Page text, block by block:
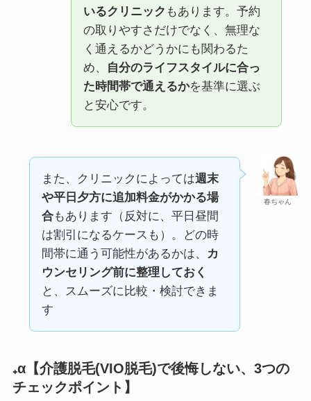
いるクリニック もあります。予約
の取りやすさだけでなく、無理な
く通えるかどうかにも関わるた
め、
自分のライフスタイルに合っ
た時間帯で通えるかを基準に選ぶ
と安心です。
春ちゃん
また、クリニックによっては週末
や平日夕方に追加料金がかかる場
合もあります（反対に、平日昼間
は割引になるケースも）。どの時
間帯に通う可能性があるかは、
カ
ウンセリング前に整理しておく
と、スムーズに比較・検討できま
す
₊α【介護脱毛(VIO脱毛)で後悔しない、3つの
チェックポイント】